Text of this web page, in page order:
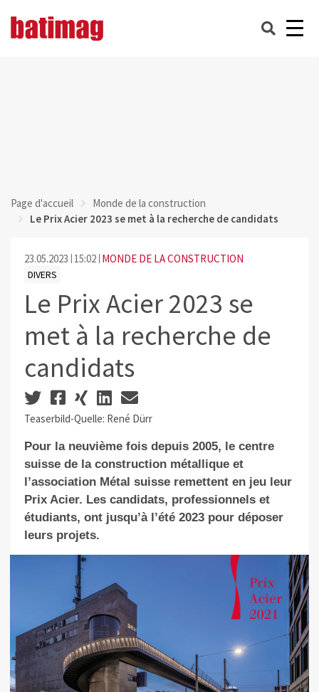
Page d'accueil
Monde de la construction
Le Prix Acier 2023 se met à la recherche de candidats
23.05.2023 15:02 MONDE DE LA CONSTRUCTION
DIVERS
Le Prix Acier 2023 se
met à la recherche de
candidats
Teaserbild-Quelle: René Dürr
Pour la neuvième fois depuis 2005, le centre
suisse de la construction métallique et
l’association Métal suisse remettent en jeu leur
Prix Acier. Les candidats, professionnels et
étudiants, ont jusqu’à l’été 2023 pour déposer
leurs projets.